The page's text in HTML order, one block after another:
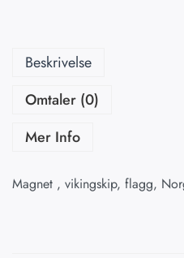
Beskrivelse
Omtaler (0)
Mer Info
Magnet , vikingskip, flagg,